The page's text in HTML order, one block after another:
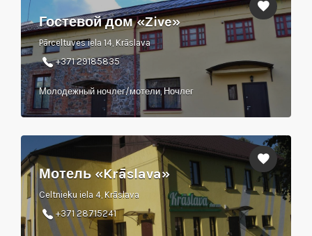
Гостевой дом «Zive»
Pārceltuves iela 14, Krāslava
+371 29185835
Молодежный ночлег/мотели, Ночлег
Мотель «Krāslava»
Celtnieku iela 4, Krāslava
+371 28715241